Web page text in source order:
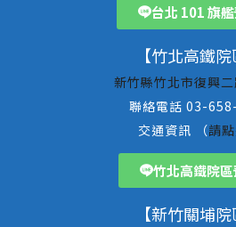
台北 101 旗
【竹北高鐵院
新竹縣竹北市復興
聯絡電話 03-
交通資訊 （請
竹北高鐵院
【新竹關埔院